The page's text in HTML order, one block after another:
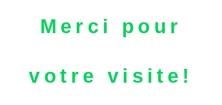
Merci pour
votre visite!